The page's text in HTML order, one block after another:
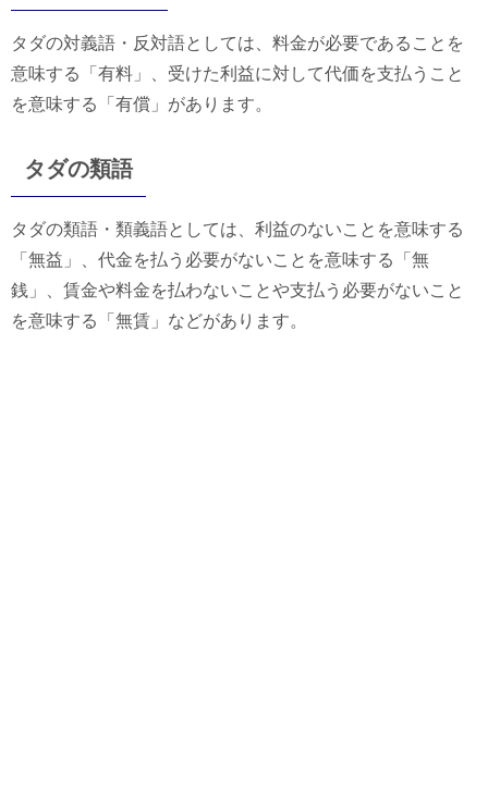
タダの対義語・反対語としては、料金が必要であることを
意味する「有料」、受けた利益に対して代価を支払うこと
を意味する「有償」があります。
タダの類語
タダの類語・類義語としては、利益のないことを意味する
「無益」、代金を払う必要がないことを意味する「無
銭」、賃金や料金を払わないことや支払う必要がないこと
を意味する「無賃」などがあります。